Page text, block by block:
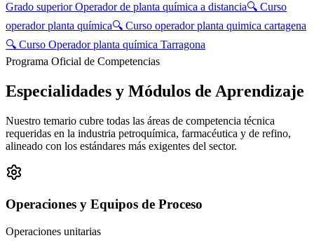
Grado superior Operador de planta química a distancia🔍 Curso
operador planta química🔍 Curso operador planta quimica cartagena
🔍 Curso Operador planta química Tarragona
Programa Oficial de Competencias
Especialidades y Módulos de Aprendizaje
Nuestro temario cubre todas las áreas de competencia técnica
requeridas en la industria petroquímica, farmacéutica y de refino,
alineado con los estándares más exigentes del sector.
Operaciones y Equipos de Proceso
Operaciones unitarias